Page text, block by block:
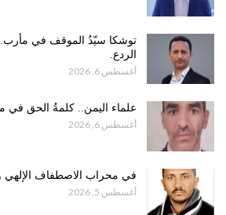
توشكا سيّدُ الموقف في
الردع.
أغسطس 6, 2026
علماء اليمن.. كلمةُ الحق في
أغسطس 6, 2026
في محراب الاصطفاف الإلهي
أغسطس 5, 2026